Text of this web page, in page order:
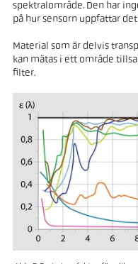
spektralområde. Den har
på hur sensorn uppfattar
Material som är delvis
kan mätas i ett område
filter.